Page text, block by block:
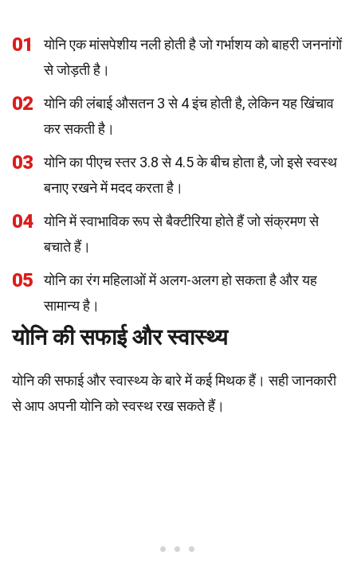
01
योनि एक मांसपेशीय नली होती है जो गर्भाशय को बाहरी जननांगों
से जोड़ती है।
02
योनि की लंबाई औसतन 3 से 4 इंच होती है, लेकिन यह खिंचाव
कर सकती है।
03
योनि का पीएच स्तर 3.8 से 4.5 के बीच होता है, जो इसे स्वस्थ
बनाए रखने में मदद करता है।
04
योनि में स्वाभाविक रूप से बैक्टीरिया होते हैं जो संक्रमण से
बचाते हैं।
05
योनि का रंग महिलाओं में अलग-अलग हो सकता है और यह
सामान्य है।
योनि की सफाई और स्वास्थ्य
योनि की सफाई और स्वास्थ्य के बारे में कई मिथक हैं। सही जानकारी
से आप अपनी योनि को स्वस्थ रख सकते हैं।